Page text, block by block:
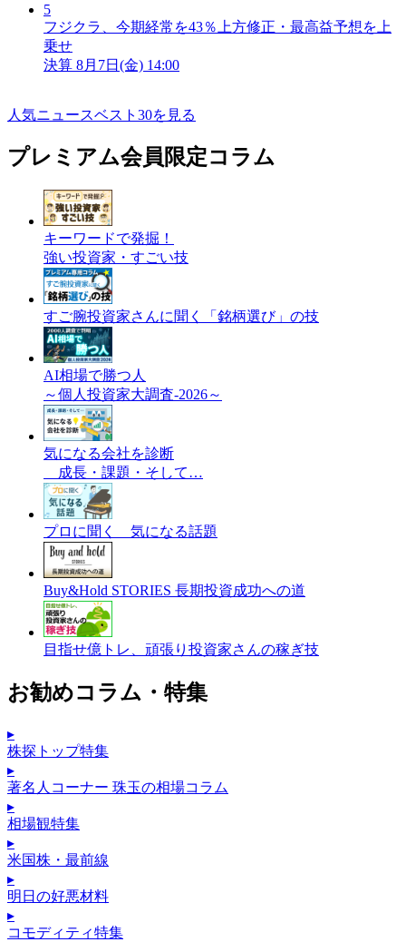
5
フジクラ、今期経常を43％上方修正・最高益予想を上
乗せ
決算 8月7日(金) 14:00
人気ニュースベスト30を見る
プレミアム会員限定コラム
キーワードで発掘！
強い投資家・すごい技
すご腕投資家さんに聞く「銘柄選び」の技
AI相場で勝つ人
～個人投資家大調査-2026～
気になる会社を診断
成長・課題・そして…
プロに聞く 気になる話題
Buy&Hold STORIES 長期投資成功への道
目指せ億トレ、頑張り投資家さんの稼ぎ技
お勧めコラム・特集
▸
株探トップ特集
▸
著名人コーナー 珠玉の相場コラム
▸
相場観特集
▸
米国株・最前線
▸
明日の好悪材料
▸
コモディティ特集